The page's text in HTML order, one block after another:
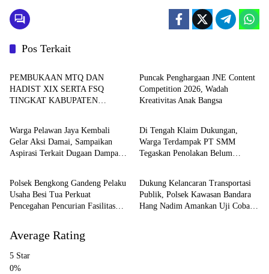
Pos Terkait
Seruyan
PEMBUKAAN MTQ DAN
HADIST XIX SERTA FSQ
TINGKAT KABUPATEN
KEJARI SERUYAN
Puncak Penghargaan JNE Content
Competition 2026, Wadah
Kreativitas Anak Bangsa
WAHANA
Warga Pelawan Jaya Kembali
Gelar Aksi Damai, Sampaikan
Aspirasi Terkait Dugaan Dampak
PEMERINTAHAN
Di Tengah Klaim Dukungan,
Warga Terdampak PT SMM
Tegaskan Penolakan Belum
Batam
Polsek Bengkong Gandeng Pelaku
Usaha Besi Tua Perkuat
Pencegahan Pencurian Fasilitas
Batam
Dukung Kelancaran Transportasi
Publik, Polsek Kawasan Bandara
Hang Nadim Amankan Uji Coba
Average Rating
5 Star
0%